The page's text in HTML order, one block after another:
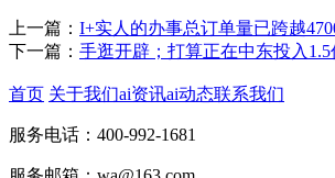
上一篇： I+实人的办事总订单量已跨越
下一篇： 手逛开辟；打算正在中东投入1.5
首页 关于我们ai资讯ai动态联系我们
服务电话：400-992-1681